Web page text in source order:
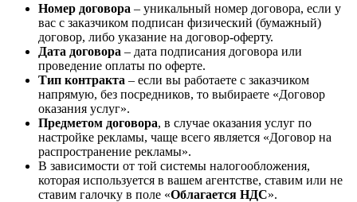
Номер договора – уникальный номер договора, если у
вас с заказчиком подписан физический (бумажный)
договор, либо указание на договор-оферту.
Дата договора – дата подписания договора или
проведение оплаты по оферте.
Тип контракта – если вы работаете с заказчиком
напрямую, без посредников, то выбираете «Договор
оказания услуг».
Предметом договора, в случае оказания услуг по
настройке рекламы, чаще всего является «Договор на
распространение рекламы».
В зависимости от той системы налогообложения,
которая используется в вашем агентстве, ставим или не
ставим галочку в поле «Облагается НДС».